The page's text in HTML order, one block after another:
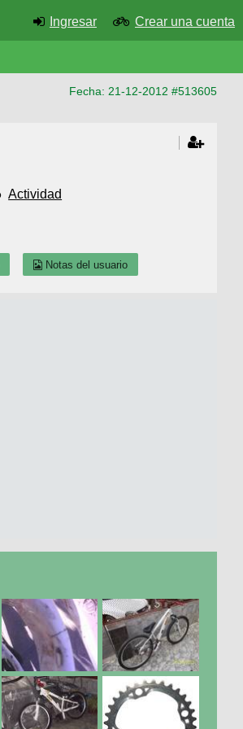
Ingresar Crear una cuenta
Fecha: 21-12-2012 #513605
Actividad
Notas del usuario